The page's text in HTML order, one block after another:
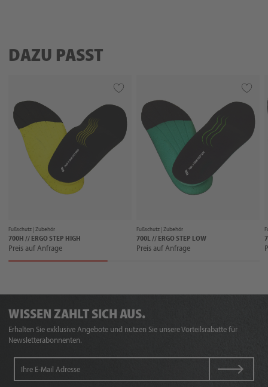
DAZU PASST
Fußschutz |Zubehör
700H // ERGO STEP HIGH
Preis auf Anfrage
Fußschutz |Zubehör
700L // ERGO STEP LOW
Preis auf Anfrage
WISSEN ZAHLT SICH AUS.
Erhalten Sie exklusive Angebote und nutzen Sie unsere Vorteilsrabatte für
Newsletterabonnenten.